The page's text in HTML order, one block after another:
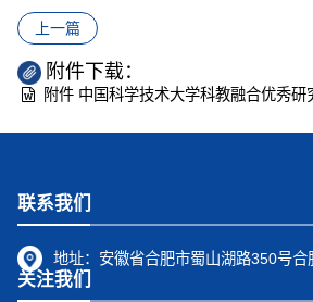
上一篇
附件下载：
附件 中国科学技术大学科教融合优秀研
联系我们
地址： 安徽省合肥市蜀山湖路350号合
关注我们